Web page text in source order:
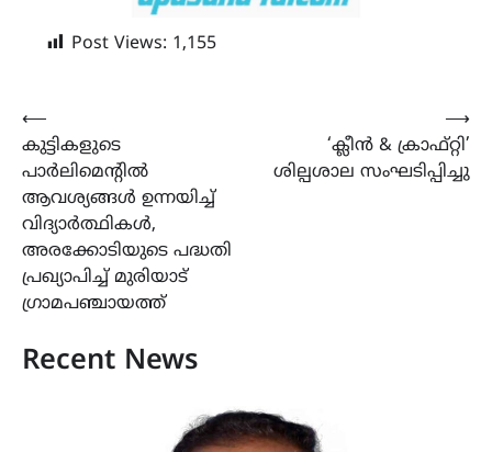
Post Views: 1,155
Post
navigation
⟵
കുട്ടികളുടെ
പാർലിമെന്റിൽ
ആവശ്യങ്ങൾ ഉന്നയിച്ച്
വിദ്യാർത്ഥികൾ,
അരക്കോടിയുടെ പദ്ധതി
പ്രഖ്യാപിച്ച് മുരിയാട്
ഗ്രാമപഞ്ചായത്ത്
‘ക്ലീൻ & ക്രാഫ്റ്റി’
ശില്പശാല സംഘടിപ്പിച്ചു
⟶
Recent News